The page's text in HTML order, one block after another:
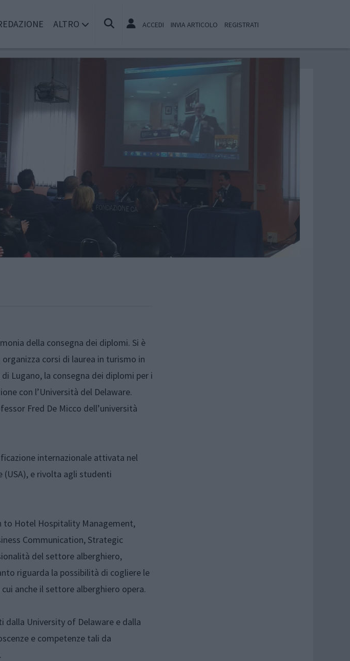
ALTRO ACCEDI INVIA ARTICOLO REGISTRATI
della consegna dei diplomi. Si è
corsi di laurea in turismo in
Lugano, la consegna dei diplomi per i
con l’Università del Delaware.
Fred De Micco dell’università
internazionale attivata nel
(USA), e rivolta agli studenti
to Hotel Hospitality Management,
Communication, Strategic
del settore alberghiero,
riguarda la possibilità di cogliere le
anche il settore alberghiero opera.
dalla University of Delaware e dalla
e competenze tali da